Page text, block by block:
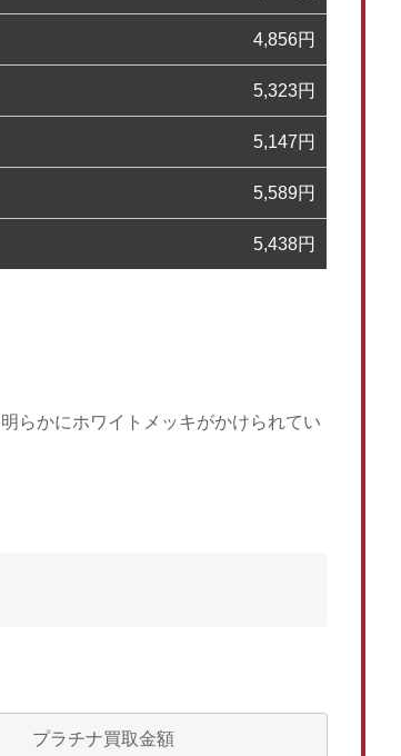
4,856円
5,323円
5,147円
5,589円
5,438円
らかにホワイトメッキがかけられてい
プラチナ買取金額